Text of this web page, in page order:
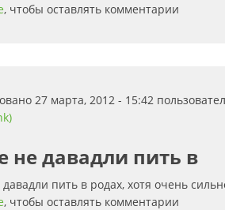
, чтобы оставлять комментарии
27 марта, 2012 - 15:42
не давадли пить в
пить в родах, хотя очень
, чтобы оставлять комментарии